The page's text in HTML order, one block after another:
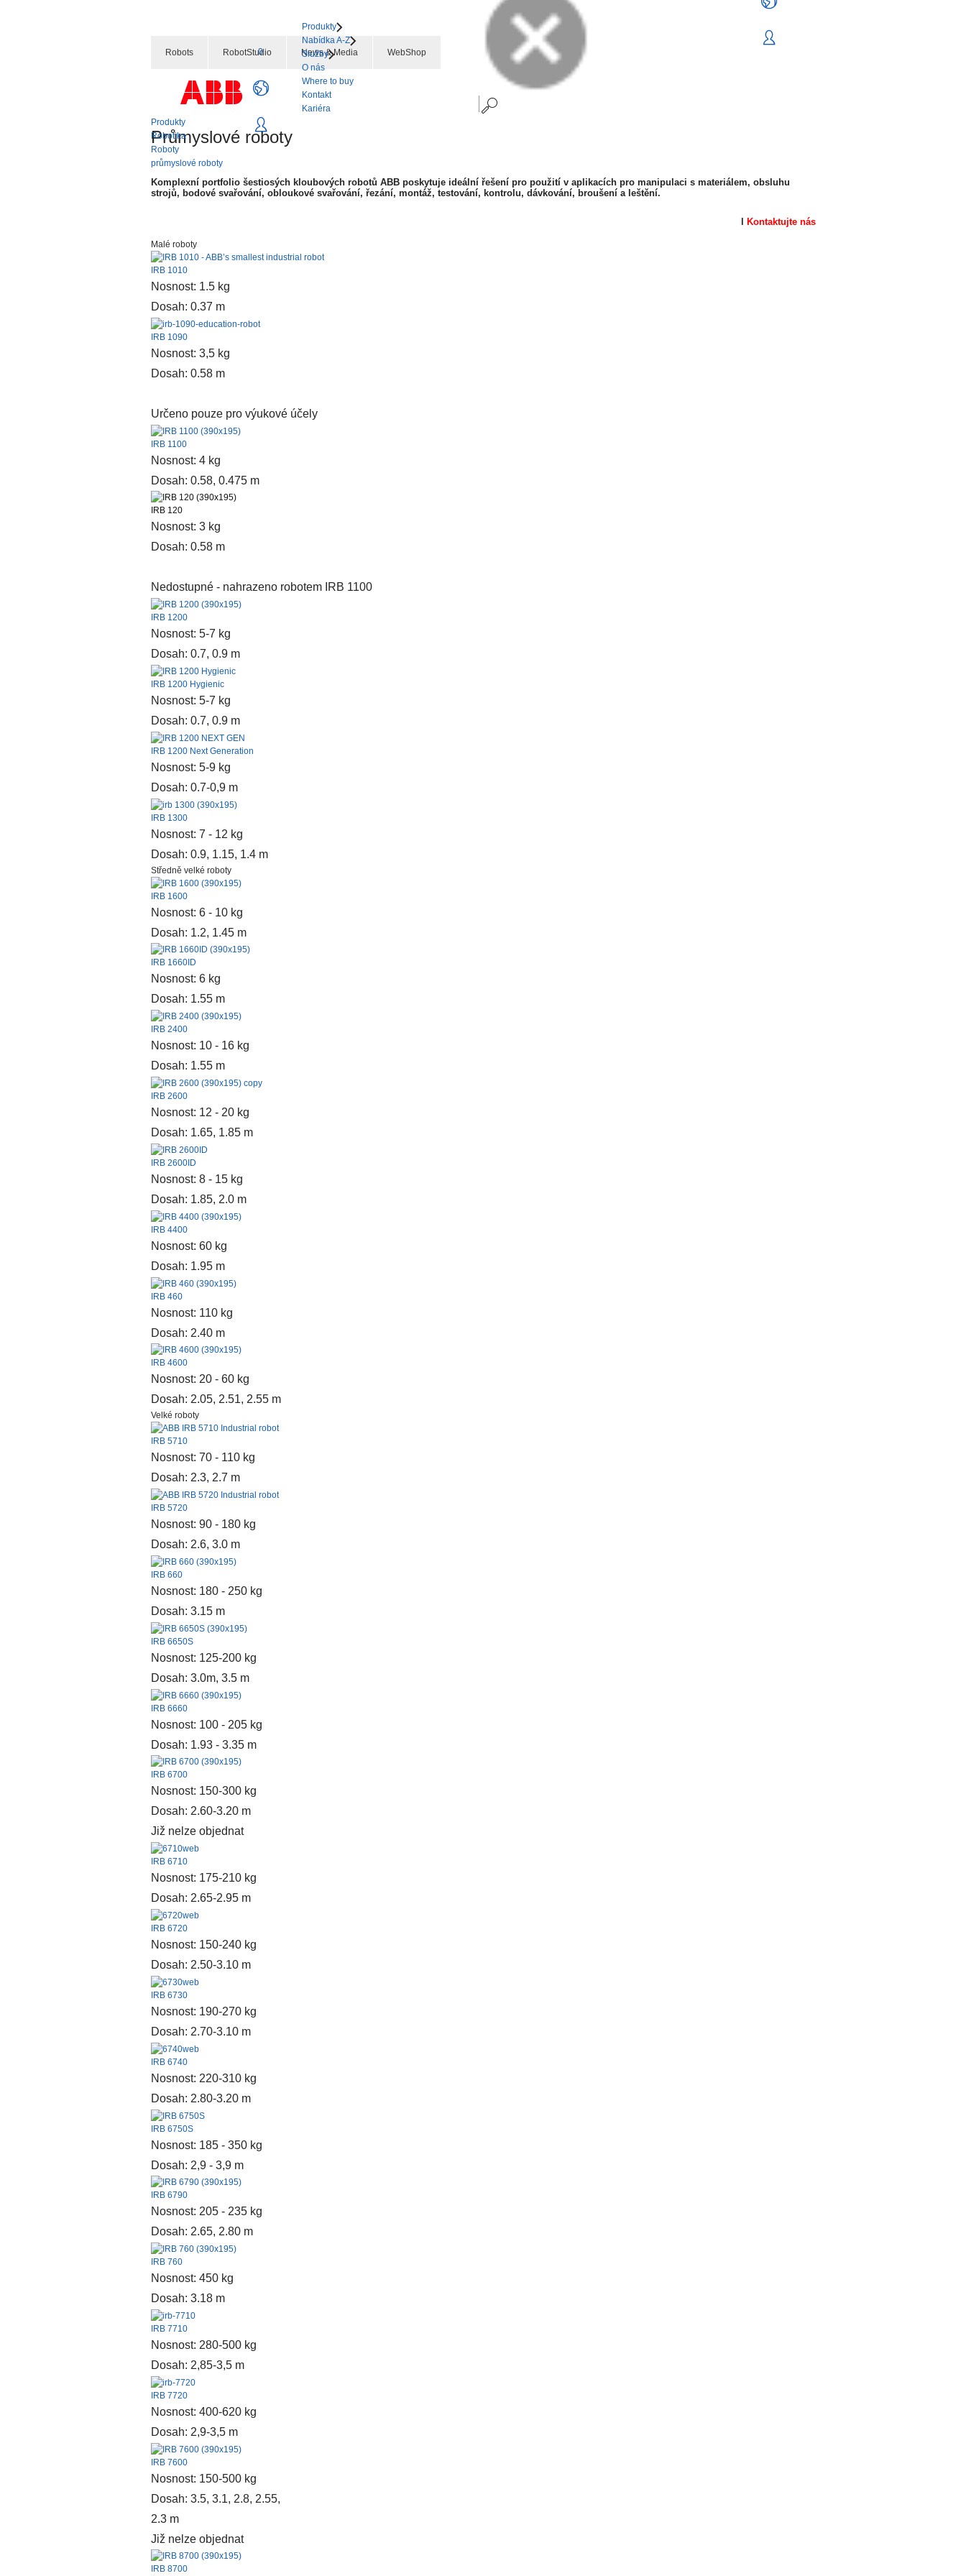
Robots RobotStudio News & Media WebShop
0
Produkty
Nabídka A-Z
Služby
O nás
Where to buy
Kontakt
Kariéra
Produkty
Robotika
Roboty
průmyslové roboty
Průmyslové roboty
Komplexní portfolio šestiosých kloubových robotů ABB poskytuje ideální řešení pro použití v aplikacích pro manipulaci s materiálem, obsluhu
strojů, bodové svařování, obloukové svařování, řezání, montáž, testování, kontrolu, dávkování, broušení a leštění.
Kontaktujte nás
Malé roboty
IRB 1010
Nosnost: 1.5 kg
Dosah: 0.37 m
IRB 1090
Nosnost: 3,5 kg
Dosah: 0.58 m
Určeno pouze pro výukové účely
IRB 1100
Nosnost: 4 kg
Dosah: 0.58, 0.475 m
IRB 120
Nosnost: 3 kg
Dosah: 0.58 m
Nedostupné - nahrazeno robotem IRB 1100
IRB 1200
Nosnost: 5-7 kg
Dosah: 0.7, 0.9 m
IRB 1200 Hygienic
Nosnost: 5-7 kg
Dosah: 0.7, 0.9 m
IRB 1200 Next Generation
Nosnost: 5-9 kg
Dosah: 0.7-0,9 m
IRB 1300
Nosnost: 7 - 12 kg
Dosah: 0.9, 1.15, 1.4 m
Středně velké roboty
IRB 1600
Nosnost: 6 - 10 kg
Dosah: 1.2, 1.45 m
IRB 1660ID
Nosnost: 6 kg
Dosah: 1.55 m
IRB 2400
Nosnost: 10 - 16 kg
Dosah: 1.55 m
IRB 2600
Nosnost: 12 - 20 kg
Dosah: 1.65, 1.85 m
IRB 2600ID
Nosnost: 8 - 15 kg
Dosah: 1.85, 2.0 m
IRB 4400
Nosnost: 60 kg
Dosah: 1.95 m
IRB 460
Nosnost: 110 kg
Dosah: 2.40 m
IRB 4600
Nosnost: 20 - 60 kg
Dosah: 2.05, 2.51, 2.55 m
Velké roboty
IRB 5710
Nosnost: 70 - 110 kg
Dosah: 2.3, 2.7 m
IRB 5720
Nosnost: 90 - 180 kg
Dosah: 2.6, 3.0 m
IRB 660
Nosnost: 180 - 250 kg
Dosah: 3.15 m
IRB 6650S
Nosnost: 125-200 kg
Dosah: 3.0m, 3.5 m
IRB 6660
Nosnost: 100 - 205 kg
Dosah: 1.93 - 3.35 m
IRB 6700
Nosnost: 150-300 kg
Dosah: 2.60-3.20 m
Již nelze objednat
IRB 6710
Nosnost: 175-210 kg
Dosah: 2.65-2.95 m
IRB 6720
Nosnost: 150-240 kg
Dosah: 2.50-3.10 m
IRB 6730
Nosnost: 190-270 kg
Dosah: 2.70-3.10 m
IRB 6740
Nosnost: 220-310 kg
Dosah: 2.80-3.20 m
IRB 6750S
Nosnost: 185 - 350 kg
Dosah: 2,9 - 3,9 m
IRB 6790
Nosnost: 205 - 235 kg
Dosah: 2.65, 2.80 m
IRB 760
Nosnost: 450 kg
Dosah: 3.18 m
IRB 7710
Nosnost: 280-500 kg
Dosah: 2,85-3,5 m
IRB 7720
Nosnost: 400-620 kg
Dosah: 2,9-3,5 m
IRB 7600
Nosnost: 150-500 kg
Dosah: 3.5, 3.1, 2.8, 2.55,
2.3 m
Již nelze objednat
IRB 8700